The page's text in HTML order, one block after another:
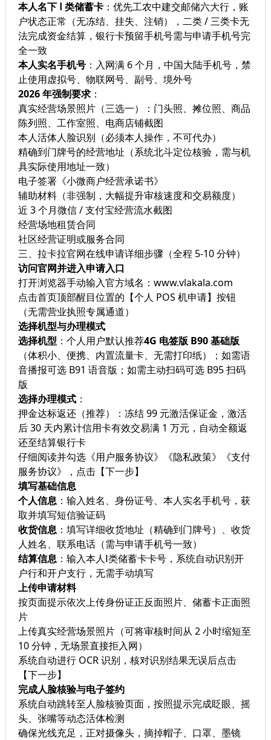
本人名下 Ⅰ 类储蓄卡：优先工农中建交邮储六大行，账
户状态正常（无冻结、挂失、注销），二类 / 三类卡无
法完成资金结算，银行卡预留手机号需与申请手机号完
全一致
本人实名手机号：入网满 6 个月，中国大陆手机号，禁
止使用虚拟号、物联网号、副号、境外号
2026 年强制要求：
真实经营场景照片（三选一）：门头照、摊位照、商品
陈列照、工作室照、电商店铺截图
本人活体人脸识别（必须本人操作，不可代办）
精确到门牌号的经营地址（系统北斗定位核验，需与机
具实际使用地址一致）
电子签署《小微商户经营承诺书》
辅助材料（非强制，大幅提升审核速度和交易额度）
近 3 个月微信 / 支付宝经营流水截图
经营场地租赁合同
社区经营证明或服务合同
三、拉卡拉官网在线申请详细步骤（全程 5-10 分钟）
访问官网并进入申请入口
打开浏览器手动输入官方域名：www.vlakala.com
点击首页顶部醒目位置的【个人 POS 机申请】按钮
（无需营业执照专属通道）
选择机型与办理模式
选择机型 ：个人用户默认推荐4G 电签版 B90 基础版
（体积小、便携、内置流量卡、无需打印纸）；如需语
音播报可选 B91 语音版；如需主动扫码可选 B95 扫码
版
选择办理模式：
押金达标返还（推荐）：冻结 99 元激活保证金，激活
后 30 天内累计信用卡有效交易满 1 万元，自动全额返
还至结算银行卡
仔细阅读并勾选《用户服务协议》《隐私政策》《支付
服务协议》，点击【下一步】
填写基础信息
个人信息：输入姓名、身份证号、本人实名手机号，获
取并填写短信验证码
收货信息：填写详细收货地址（精确到门牌号）、收货
人姓名、联系电话（需与申请手机号一致）
结算信息：输入本人Ⅰ类储蓄卡卡号，系统自动识别开
户行和开户支行，无需手动填写
上传申请材料
按页面提示依次上传身份证正反面照片、储蓄卡正面照
片
上传真实经营场景照片（可将审核时间从 2 小时缩短至
10 分钟，无场景直接拒入网）
系统自动进行 OCR 识别，核对识别结果无误后点击
【下一步】
完成人脸核验与电子签约
系统自动跳转至人脸核验页面，按照提示完成眨眼、摇
头、张嘴等动态活体检测
确保光线充足，正对摄像头，摘掉帽子、口罩、墨镜